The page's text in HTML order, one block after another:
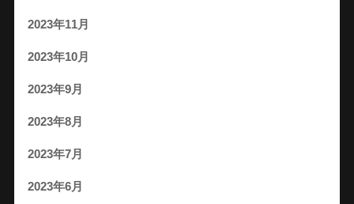
2023年11月
2023年10月
2023年9月
2023年8月
2023年7月
2023年6月